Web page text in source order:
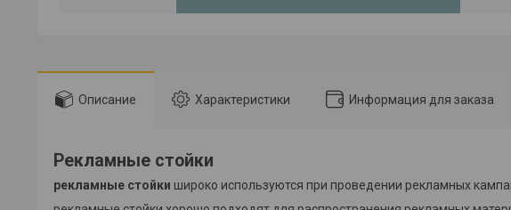
Описание Характеристики Информация для заказа
Рекламные стойки
рекламные стойки широко используются при проведении рекламных